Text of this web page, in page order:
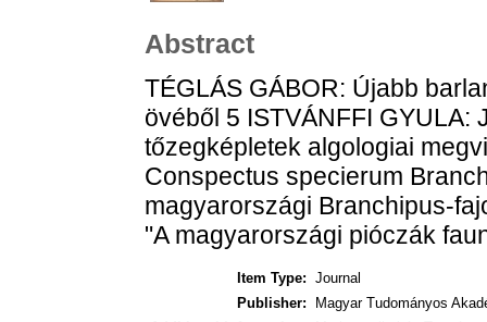
Abstract
TÉGLÁS GÁBOR: Újabb
övéből 5 ISTVÁNFFI
tőzegképletek algologiai
Conspectus specierum
magyarországi Branchipus-
"A magyarországi pióczák
Item Type: Journal
Publisher:
Magyar Tudományos